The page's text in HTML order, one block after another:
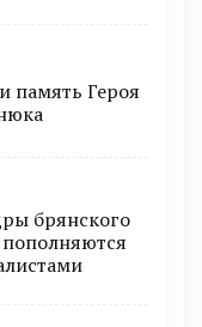
память Героя
брянского